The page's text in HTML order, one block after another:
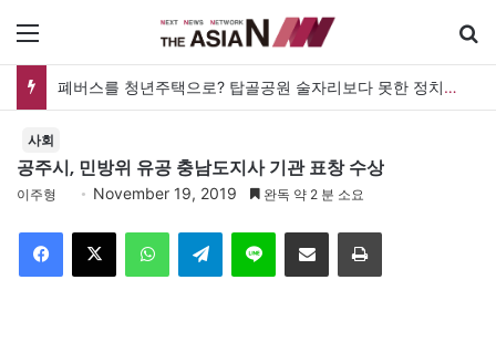
폐버스를 청년주택으로? 탑골공원 술자리보다 못한 정치의 상상력
사회
공주시, 민방위 유공 충남도지사 기관 표창 수상
이주형 November 19, 2019 완독 약 2 분 소요
Telegram 이메일